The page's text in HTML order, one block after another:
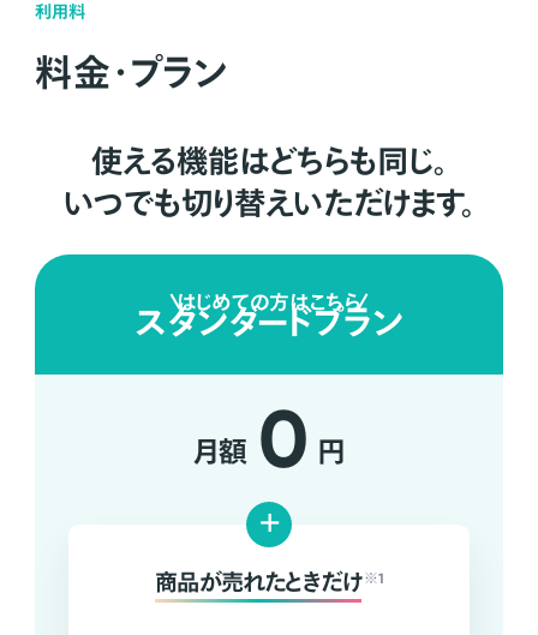
利用料
料金・プラン
使える機能はどちらも同じ。
いつでも切り替えいただけます。
はじめての方はこちら
スタンダードプラン
月額 0 円
+
商品が売れたときだけ ※1